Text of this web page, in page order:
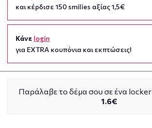
και κέρδισε 150 smilies αξίας 1,5€
Κάνε login
για EXTRA κουπόνια και εκπτώσεις!
Παράλαβε το δέμα σου σε ένα locker
1.6€